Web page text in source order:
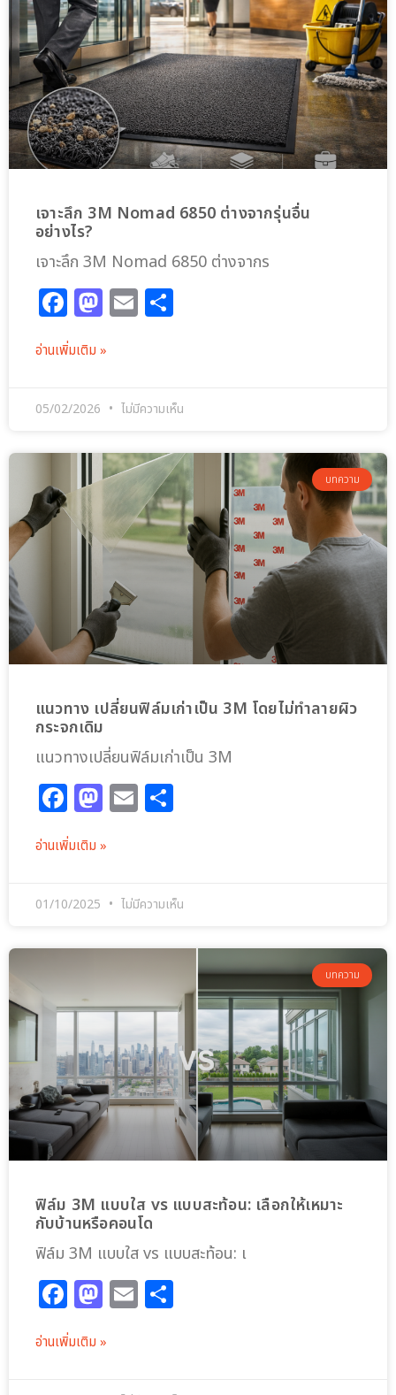
เจาะลึก 3M Nomad 6850 ต่างจากรุ่นอื่น
อย่างไร?
เจาะลึก 3M Nomad 6850 ต่างจากร
Facebook
Mastodon
Email
อ่านเพิ่มเติม »
05/02/2026 ไม่มีความเห็น
บทความ
แนวทาง เปลี่ยนฟิล์มเก่าเป็น 3M โดยไม่ทำลายผิว
กระจกเดิม
แนวทางเปลี่ยนฟิล์มเก่าเป็น 3M
Facebook
Mastodon
Email
อ่านเพิ่มเติม »
01/10/2025 ไม่มีความเห็น
บทความ
ฟิล์ม 3M แบบใส vs แบบสะท้อน: เลือกให้เหมาะ
กับบ้านหรือคอนโด
ฟิล์ม 3M แบบใส vs แบบสะท้อน: เ
Facebook
Mastodon
Email
อ่านเพิ่มเติม »